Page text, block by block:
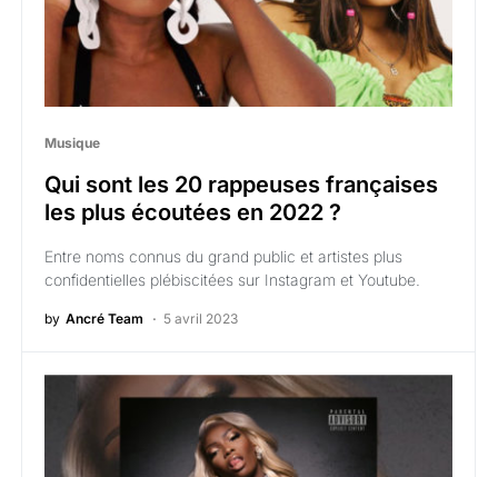
Musique
Qui sont les 20 rappeuses françaises
les plus écoutées en 2022 ?
Entre noms connus du grand public et artistes plus
confidentielles plébiscitées sur Instagram et Youtube.
by Ancré Team 5 avril 2023